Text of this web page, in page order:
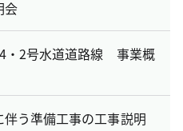
会
・2号水道道路線 事業概
う準備工事の工事説明